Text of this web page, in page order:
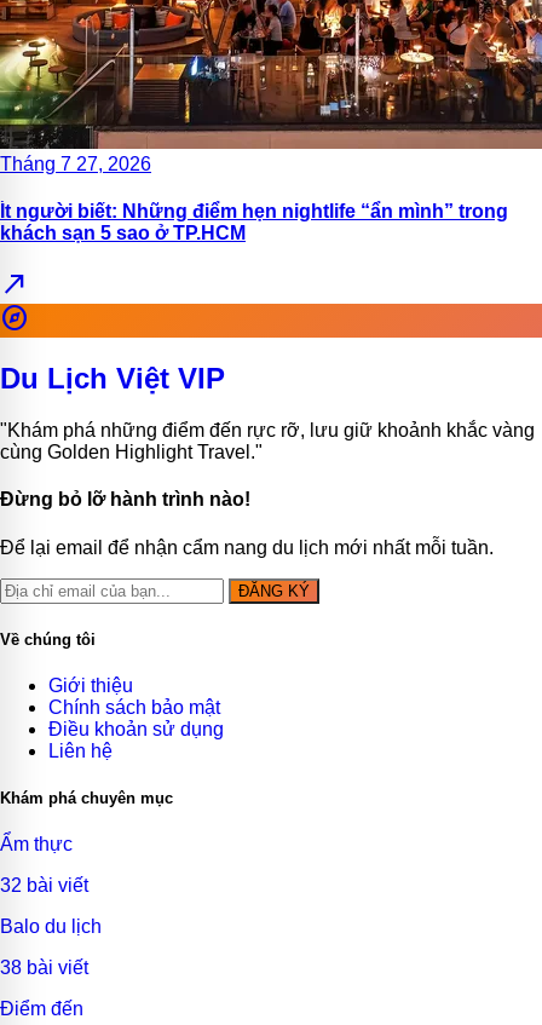
Tháng 7 27, 2026
Ít người biết: Những điểm hẹn nightlife “ẩn mình” trong
khách sạn 5 sao ở TP.HCM
north_east
explore
Du Lịch Việt VIP
"Khám phá những điểm đến rực rỡ, lưu giữ khoảnh khắc vàng
cùng Golden Highlight Travel."
Đừng bỏ lỡ hành trình nào!
Để lại email để nhận cẩm nang du lịch mới nhất mỗi tuần.
ĐĂNG KÝ
Về chúng tôi
Giới thiệu
Chính sách bảo mật
Điều khoản sử dụng
Liên hệ
Khám phá chuyên mục
Ẩm thực
32 bài viết
Balo du lịch
38 bài viết
Điểm đến